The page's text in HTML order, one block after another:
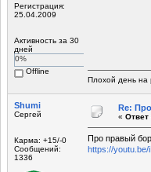
Регистрация:
25.04.2009
Активность за 30
дней
0%
Offline
Плохой день на
Shumi
Сергей
Карма: +15/-0
Сообщений:
1336
Re:
« Ответ
Про правый
https://youtu.be/